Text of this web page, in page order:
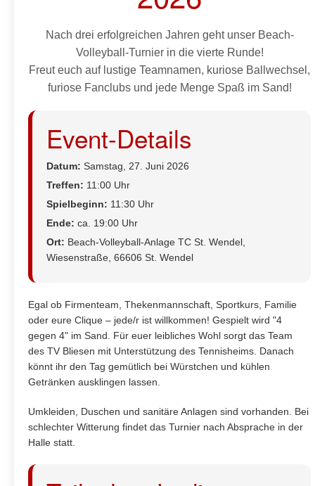
Nach drei erfolgreichen Jahren geht unser Beach-
Volleyball-Turnier in die vierte Runde!
Freut euch auf lustige Teamnamen, kuriose Ballwechsel,
furiose Fanclubs und jede Menge Spaß im Sand!
Event-Details
Datum: Samstag, 27. Juni 2026
Treffen: 11:00 Uhr
Spielbeginn: 11:30 Uhr
Ende: ca. 19:00 Uhr
Ort: Beach-Volleyball-Anlage TC St. Wendel,
Wiesenstraße, 66606 St. Wendel
Egal ob Firmenteam, Thekenmannschaft, Sportkurs, Familie
oder eure Clique – jede/r ist willkommen! Gespielt wird "4
gegen 4" im Sand. Für euer leibliches Wohl sorgt das Team
des TV Bliesen mit Unterstützung des Tennisheims. Danach
könnt ihr den Tag gemütlich bei Würstchen und kühlen
Getränken ausklingen lassen.
Umkleiden, Duschen und sanitäre Anlagen sind vorhanden. Bei
schlechter Witterung findet das Turnier nach Absprache in der
Halle statt.